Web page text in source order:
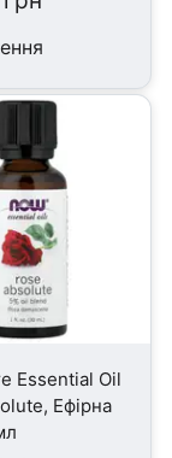
Essential Oil
Ефірна